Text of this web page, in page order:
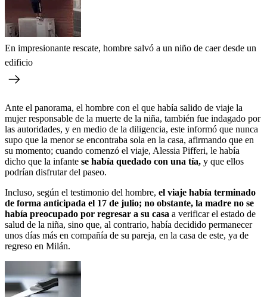
En impresionante rescate, hombre salvó a un niño de caer desde un
edificio
Ante el panorama, el hombre con el que había salido de viaje la
mujer responsable de la muerte de la niña, también fue indagado por
las autoridades, y en medio de la diligencia, este informó que nunca
supo que la menor se encontraba sola en la casa, afirmando que en
su momento; cuando comenzó el viaje, Alessia Pifferi, le había
dicho que la infante se había quedado con una tía, y que ellos
podrían disfrutar del paseo.
Incluso, según el testimonio del hombre, el viaje había terminado
de forma anticipada el 17 de julio; no obstante, la madre no se
había preocupado por regresar a su casa a verificar el estado de
salud de la niña, sino que, al contrario, había decidido permanecer
unos días más en compañía de su pareja, en la casa de este, ya de
regreso en Milán.